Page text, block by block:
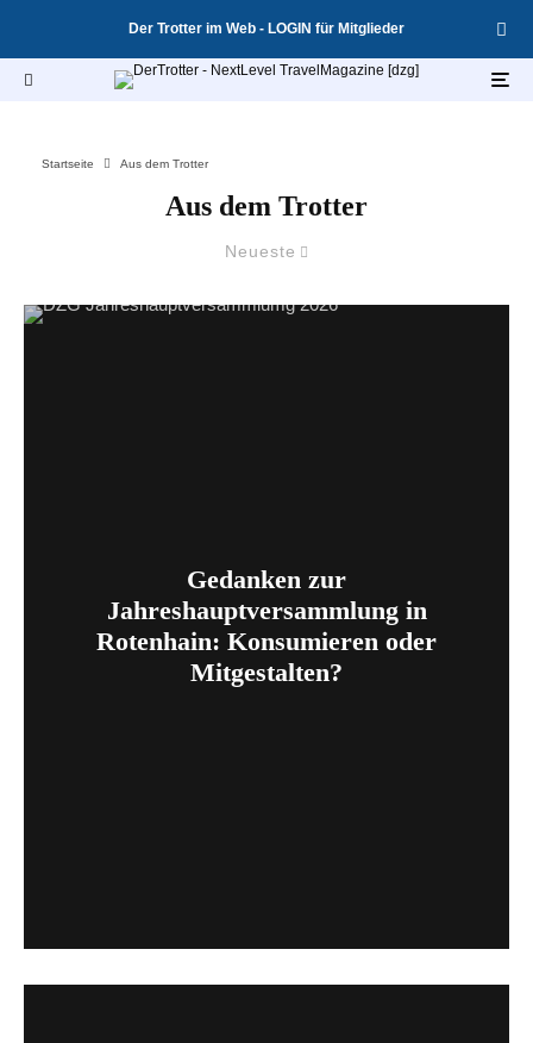
Der Trotter im Web - LOGIN für Mitglieder
Startseite Aus dem Trotter
Aus dem Trotter
Neueste
Gedanken zur
Jahreshauptversammlung in
Rotenhain: Konsumieren oder
Mitgestalten?